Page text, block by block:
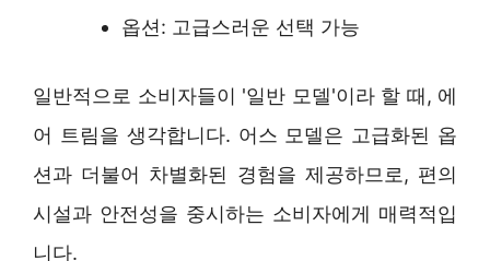
옵션: 고급스러운 선택 가능
일반적으로 소비자들이 '일반 모델'이라 할 때, 에
어 트림을 생각합니다. 어스 모델은 고급화된 옵
션과 더불어 차별화된 경험을 제공하므로, 편의
시설과 안전성을 중시하는 소비자에게 매력적입
니다.